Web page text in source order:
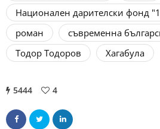
Национален дарителски фонд
роман
съвременна
Тодор Тодоров
Хагабула
5444 4